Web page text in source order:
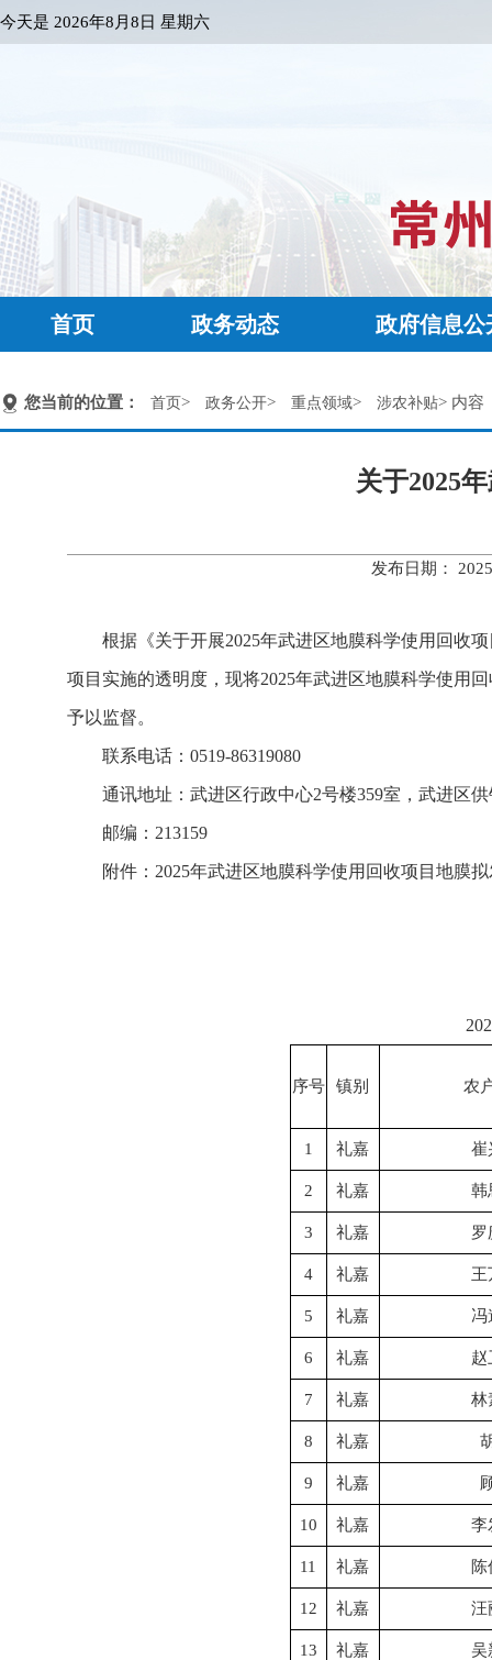
今天是 2026年8月8日 星期六
首页 政务动态 政府信息公
您当前的位置： 首页> 政务公开> 重点领域> 涉农补贴> 内容
关于2025
发布日期：
根据《关于开展2025年武进区地膜科学使用回收
项目实施的透明度，现将2025年武进区地膜科学使用
予以监督。
联系电话：0519-86319080
通讯地址：武进区行政中心2号楼359室，武进区
邮编：213159
附件：2025年武进区地膜科学使用回收项目地膜
序号 镇别 农
1 礼嘉 崔
2 礼嘉 韩
3 礼嘉 罗
4 礼嘉 王
5 礼嘉 冯
6 礼嘉 赵
7 礼嘉 林
8 礼嘉
9 礼嘉
10 礼嘉 李
11 礼嘉 陈
12 礼嘉 汪
13 礼嘉 吴